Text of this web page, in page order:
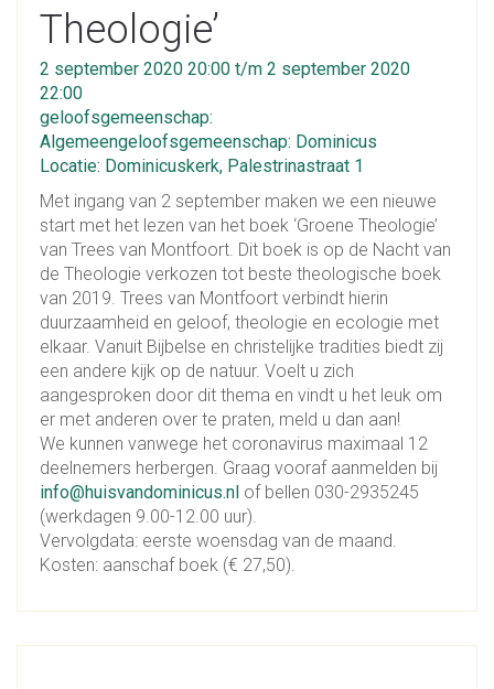
Theologie’
2 september 2020 20:00 t/m 2 september 2020
22:00
geloofsgemeenschap:
Algemeengeloofsgemeenschap: Dominicus
Locatie: Dominicuskerk, Palestrinastraat 1
Met ingang van 2 september maken we een nieuwe
start met het lezen van het boek ‘Groene Theologie’
van Trees van Montfoort. Dit boek is op de Nacht van
de Theologie verkozen tot beste theologische boek
van 2019. Trees van Montfoort verbindt hierin
duurzaamheid en geloof, theologie en ecologie met
elkaar. Vanuit Bijbelse en christelijke tradities biedt zij
een andere kijk op de natuur. Voelt u zich
aangesproken door dit thema en vindt u het leuk om
er met anderen over te praten, meld u dan aan!
We kunnen vanwege het coronavirus maximaal 12
deelnemers herbergen. Graag vooraf aanmelden bij
info@huisvandominicus.nl of bellen 030-2935245
(werkdagen 9.00-12.00 uur).
Vervolgdata: eerste woensdag van de maand.
Kosten: aanschaf boek (€ 27,50).